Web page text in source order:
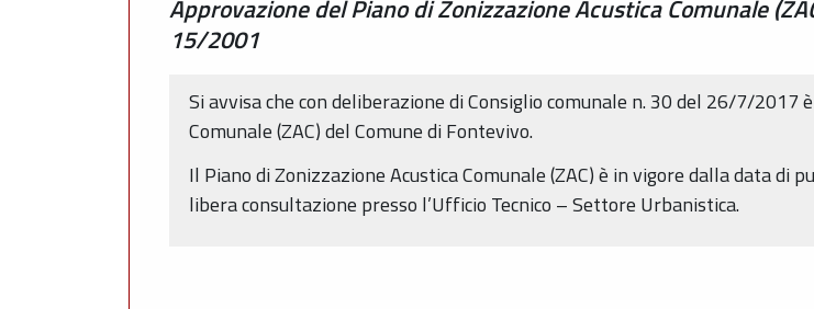
Approvazione del Piano di Zonizzazione Acustica Comunale
15/2001
Si avvisa che con deliberazione di Consiglio comunale n. 30 del 26/7/
Comunale (ZAC) del Comune di Fontevivo.
Il Piano di Zonizzazione Acustica Comunale (ZAC) è in vigore dalla data di
libera consultazione presso l’Ufficio Tecnico – Settore Urbanistica.